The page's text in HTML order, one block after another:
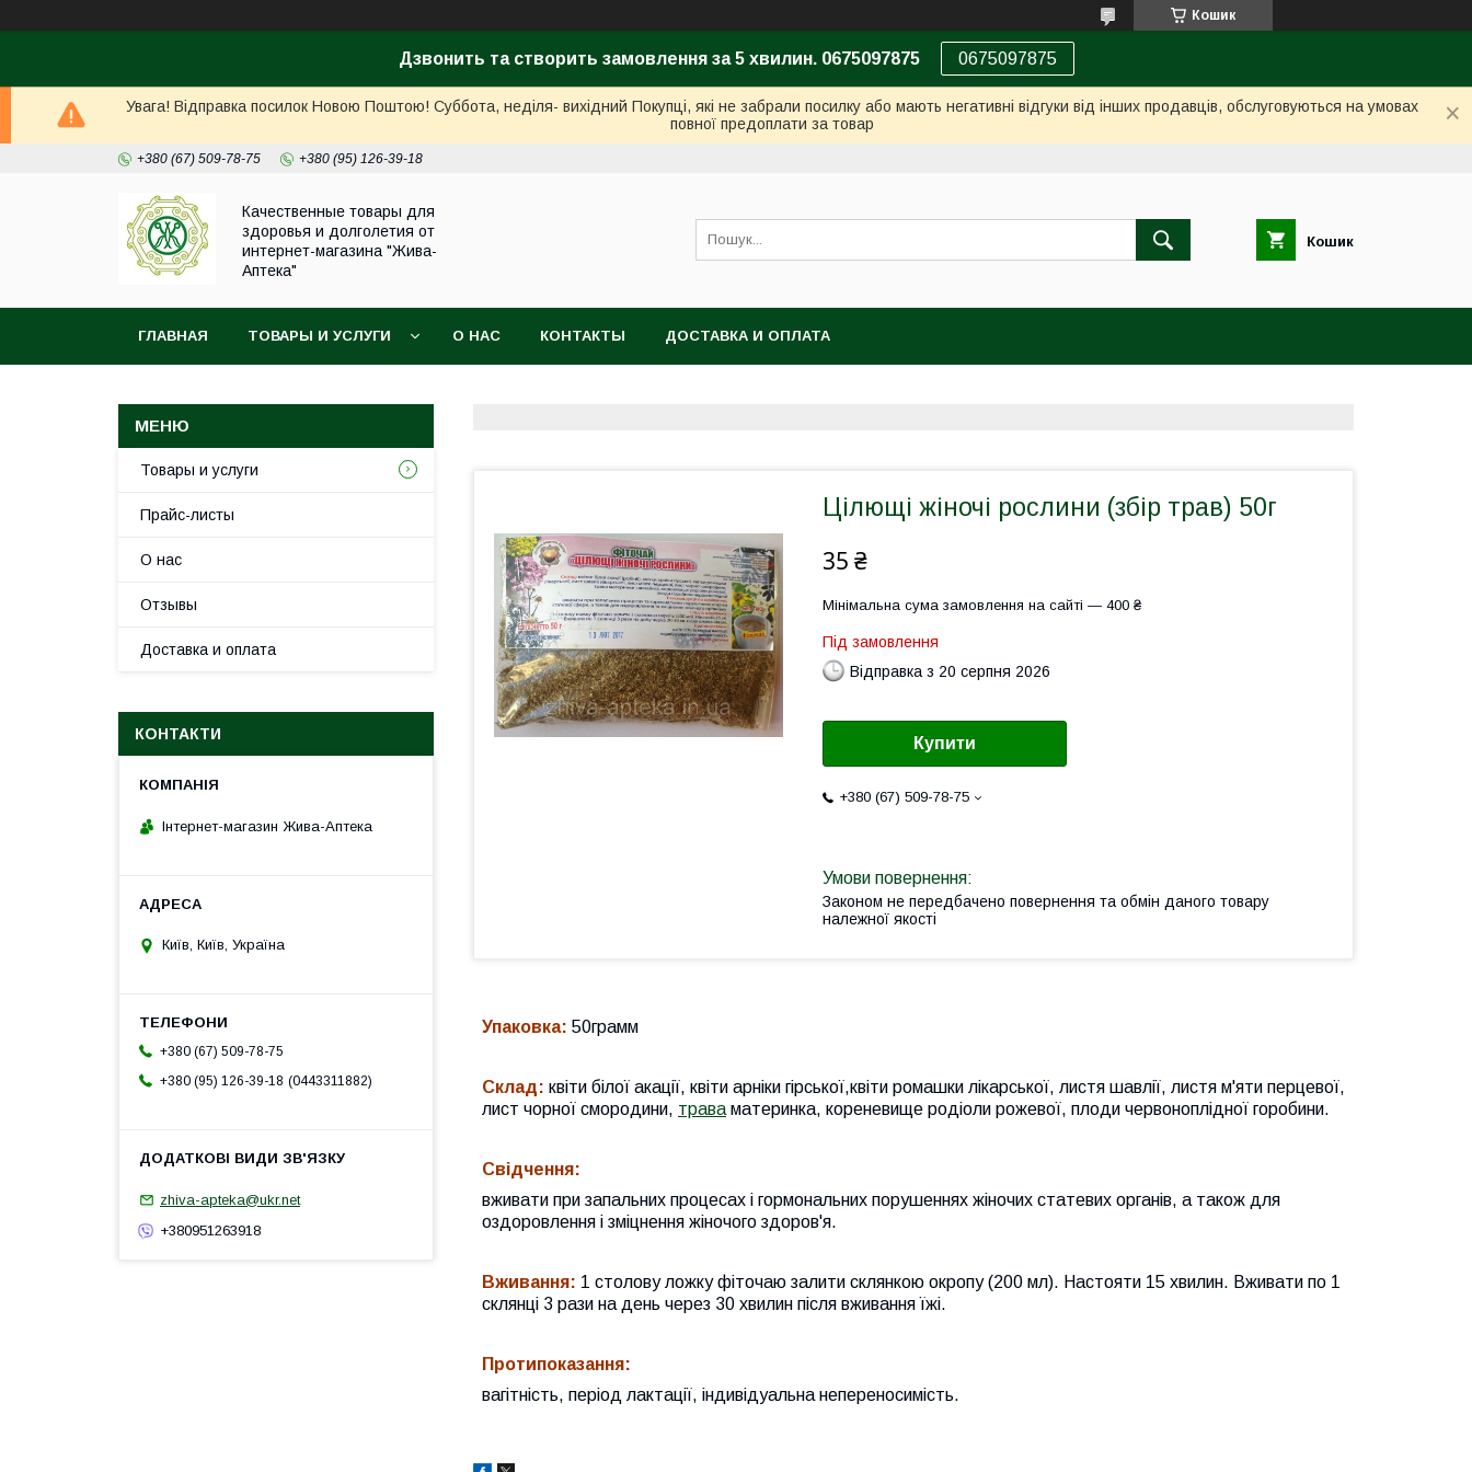
Кошик
Дзвонить та створить замовлення за 5 хвилин. 0675097875 0675097875
Увага! Відправка посилок Новою Поштою! Суббота, неділя- вихідний Покупці, які не забрали посилку або мають негативні відгуки від інших продавців, обслуговуються на умовах
повної предоплати за товар
+380 (67) 509-78-75 +380 (95) 126-39-18
Качественные товары для
здоровья и долголетия от
интернет-магазина "Жива-
Аптека"
Кошик
ГЛАВНАЯ ТОВАРЫ И УСЛУГИ О НАС КОНТАКТЫ ДОСТАВКА И ОПЛАТА
Цілющі жіночі рослини (збір трав) 50г
35 ₴
Мінімальна сума замовлення на сайті — 400 ₴
Під замовлення
Відправка з 20 серпня 2026
Купити
+380 (67) 509-78-75
Законом не передбачено повернення та обмін даного товару
належної якості
Упаковка: 50грамм
Склад: квіти білої акації, квіти арніки гірської,квіти ромашки лікарської, листя шавлії, листя м'яти перцевої,
лист чорної смородини, трава материнка, кореневище родіоли рожевої, плоди червоноплідної горобини.
Свідчення:
вживати при запальних процесах і гормональних порушеннях жіночих статевих органів, а також для
оздоровлення і зміцнення жіночого здоров'я.
Вживання: 1 столову ложку фіточаю залити склянкою окропу (200 мл). Настояти 15 хвилин. Вживати по 1
склянці 3 рази на день через 30 хвилин після вживання їжі.
Протипоказання:
вагітність, період лактації, індивідуальна непереносимість.
Товары и услуги
Прайс-листы
О нас
Отзывы
Доставка и оплата
КОНТАКТИ
Інтернет-магазин Жива-Аптека
Київ, Київ, Україна
+380 (67) 509-78-75
+380 (95) 126-39-18
0443311882
zhiva-apteka@ukr.net
+380951263918